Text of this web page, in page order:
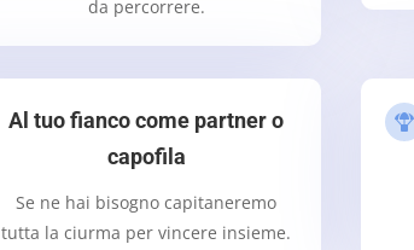
da percorrere.
Al tuo fianco come partner o
capofila
Se ne hai bisogno capitaneremo
tutta la ciurma per vincere insieme.
